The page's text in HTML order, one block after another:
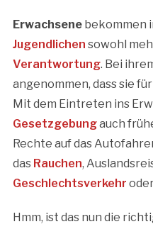
Erwachsene bekommen
Jugendlichen sowohl
Verantwortung. Bei
angenommen, dass sie
Mit dem Eintreten ins
Gesetzgebungauch
Rechte auf das
das Rauchen,
Geschlechtsverkehr
Hmm, ist das nun die